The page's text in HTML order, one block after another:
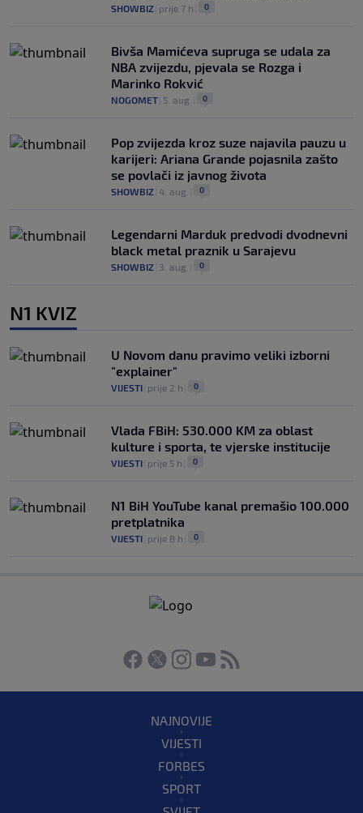
SHOWBIZ prije 7 h 0
Bivša Mamićeva supruga se udala za
NBA zvijezdu, pjevala se Rozga i
Marinko Rokvić
NOGOMET 5. aug. 0
Pop zvijezda kroz suze najavila pauzu u
karijeri: Ariana Grande pojasnila zašto
se povlači iz javnog života
SHOWBIZ 4. aug. 0
Legendarni Marduk predvodi dvodnevni
black metal praznik u Sarajevu
SHOWBIZ 3. aug. 0
N1 KVIZ
U Novom danu pravimo veliki izborni
"explainer"
VIJESTI prije 2 h 0
Vlada FBiH: 530.000 KM za oblast
kulture i sporta, te vjerske institucije
VIJESTI prije 5 h 0
N1 BiH YouTube kanal premašio 100.000
pretplatnika
VIJESTI prije 8 h 0
NAJNOVIJE
VIJESTI
FORBES
SPORT